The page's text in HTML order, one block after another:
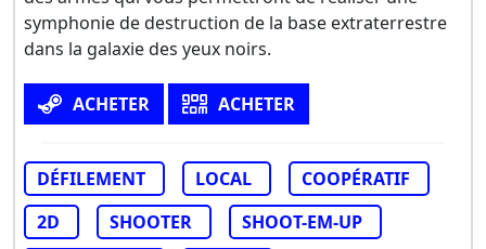
symphonie de destruction de la base extraterrestre
dans la galaxie des yeux noirs.
ACHETER ACHETER
DÉFILEMENT LOCAL
COOPÉRATIF
2D
SHOOTER
SHOOT-EM-UP